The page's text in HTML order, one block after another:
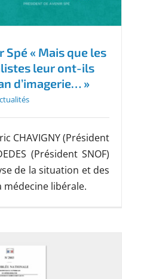
« Mais que les
leur ont-ils
d’imagerie… »
CHAVIGNY (Président
(Président SNOF)
de la situation et des
libérale.